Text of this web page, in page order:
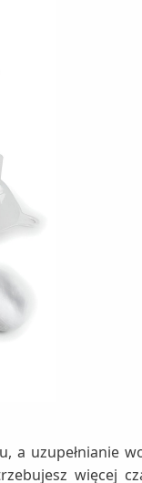
a uzupełnianie
więcej